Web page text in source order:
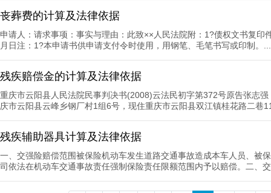
丧葬费的计算及法律依据
申请人：请求事项：事实与理由：此致××人民法院附：1?债权文书复
月日注：1?本申请书供申请支付令时使用，用钢笔、毛笔书写或印制。...
残疾赔偿金的计算及法律依据
重庆市云阳县人民法院民事判决书(2008)云法民初字第372号原告张志
庆市云阳县云峰乡钢厂村1组6号，现住重庆市云阳县双江镇桂花路二巷
残疾辅助器具计算及法律依据
一、交强险赔偿范围被保险机动车发生道路交通事故造成本车人员、被
司依法在机动车交通事故责任强制保险责任限额范围内予以赔偿。二、